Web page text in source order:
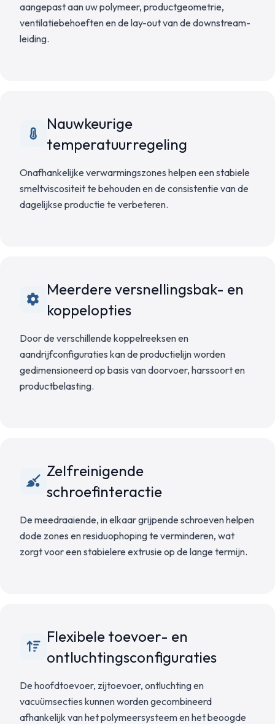
aangepast aan uw polymeer, productgeometrie,
ventilatiebehoeften en de lay-out van de downstream-
leiding.
Nauwkeurige
temperatuurregeling
Onafhankelijke verwarmingszones helpen een stabiele
smeltviscositeit te behouden en de consistentie van de
dagelijkse productie te verbeteren.
Meerdere versnellingsbak- en
koppelopties
Door de verschillende koppelreeksen en
aandrijfconfiguraties kan de productielijn worden
gedimensioneerd op basis van doorvoer, harssoort en
productbelasting.
Zelfreinigende
schroefinteractie
De meedraaiende, in elkaar grijpende schroeven helpen
dode zones en residuophoping te verminderen, wat
zorgt voor een stabielere extrusie op de lange termijn.
Flexibele toevoer- en
ontluchtingsconfiguraties
De hoofdtoevoer, zijtoevoer, ontluchting en
vacuümsecties kunnen worden gecombineerd
afhankelijk van het polymeersysteem en het beoogde